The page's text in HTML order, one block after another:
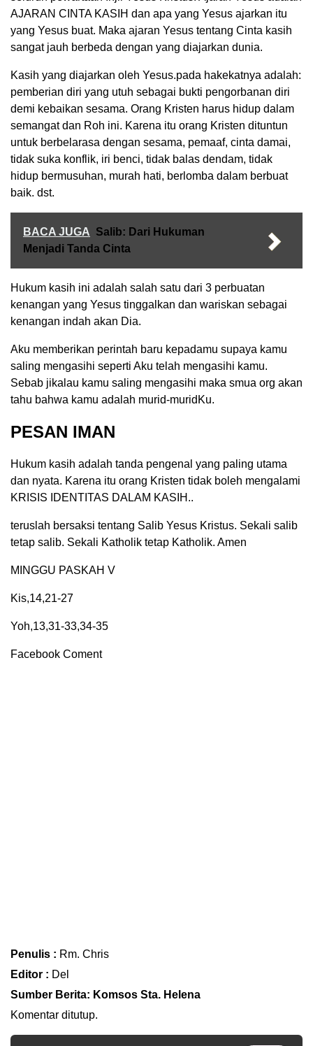
AJARAN CINTA KASIH dan apa yang Yesus ajarkan itu
yang Yesus buat. Maka ajaran Yesus tentang Cinta kasih
sangat jauh berbeda dengan yang diajarkan dunia.
Kasih yang diajarkan oleh Yesus.pada hakekatnya adalah:
pemberian diri yang utuh sebagai bukti pengorbanan diri
demi kebaikan sesama. Orang Kristen harus hidup dalam
semangat dan Roh ini. Karena itu orang Kristen dituntun
untuk berbelarasa dengan sesama, pemaaf, cinta damai,
tidak suka konflik, iri benci, tidak balas dendam, tidak
hidup bermusuhan, murah hati, berlomba dalam berbuat
baik. dst.
BACA JUGA Salib: Dari Hukuman
Menjadi Tanda Cinta
Hukum kasih ini adalah salah satu dari 3 perbuatan
kenangan yang Yesus tinggalkan dan wariskan sebagai
kenangan indah akan Dia.
Aku memberikan perintah baru kepadamu supaya kamu
saling mengasihi seperti Aku telah mengasihi kamu.
Sebab jikalau kamu saling mengasihi maka smua org akan
tahu bahwa kamu adalah murid-muridKu.
PESAN IMAN
Hukum kasih adalah tanda pengenal yang paling utama
dan nyata. Karena itu orang Kristen tidak boleh mengalami
KRISIS IDENTITAS DALAM KASIH..
teruslah bersaksi tentang Salib Yesus Kristus. Sekali salib
tetap salib. Sekali Katholik tetap Katholik. Amen
MINGGU PASKAH V
Kis,14,21-27
Yoh,13,31-33,34-35
Facebook Coment
Penulis : Rm. Chris
Editor : Del
Sumber Berita: Komsos Sta. Helena
Komentar ditutup.